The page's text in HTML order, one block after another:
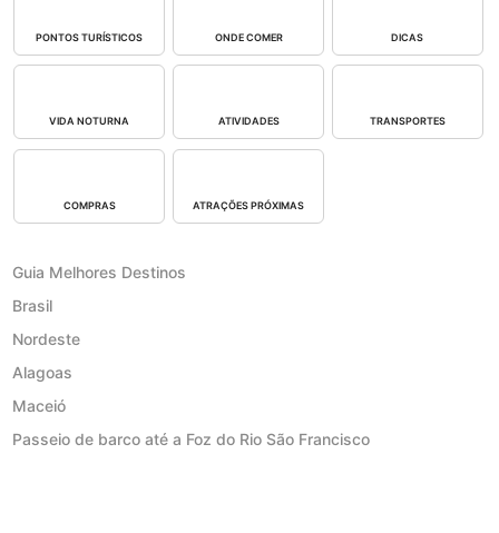
PONTOS TURÍSTICOS ONDE COMER DICAS
VIDA NOTURNA ATIVIDADES TRANSPORTES
COMPRAS ATRAÇÕES PRÓXIMAS
Guia Melhores Destinos
Brasil
Nordeste
Alagoas
Maceió
Passeio de barco até a Foz do Rio São Francisco